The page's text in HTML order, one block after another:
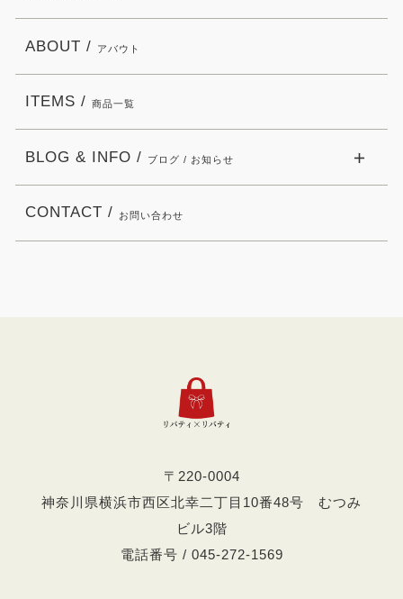
〒220-0004
神奈川県横浜市西区北幸二丁目10番48号 むつみ
ビル3階
電話番号 / 045-272-1569
ABOUT / アバウト
ITEMS / 商品一覧
BLOG & INFO / ブログ / お知らせ
CONTACT / お問い合わせ